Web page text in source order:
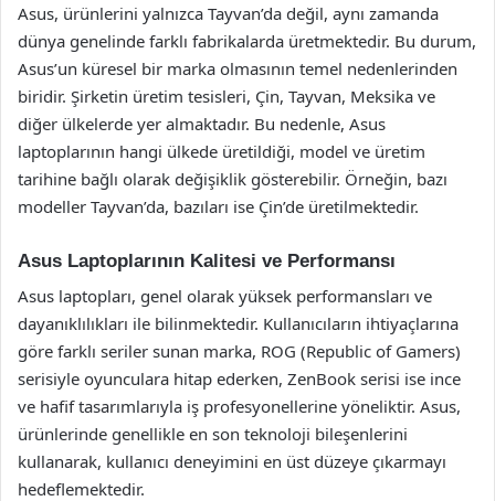
Asus, ürünlerini yalnızca Tayvan’da değil, aynı zamanda
dünya genelinde farklı fabrikalarda üretmektedir. Bu durum,
Asus’un küresel bir marka olmasının temel nedenlerinden
biridir. Şirketin üretim tesisleri, Çin, Tayvan, Meksika ve
diğer ülkelerde yer almaktadır. Bu nedenle, Asus
laptoplarının hangi ülkede üretildiği, model ve üretim
tarihine bağlı olarak değişiklik gösterebilir. Örneğin, bazı
modeller Tayvan’da, bazıları ise Çin’de üretilmektedir.
Asus Laptoplarının Kalitesi ve Performansı
Asus laptopları, genel olarak yüksek performansları ve
dayanıklılıkları ile bilinmektedir. Kullanıcıların ihtiyaçlarına
göre farklı seriler sunan marka, ROG (Republic of Gamers)
serisiyle oyunculara hitap ederken, ZenBook serisi ise ince
ve hafif tasarımlarıyla iş profesyonellerine yöneliktir. Asus,
ürünlerinde genellikle en son teknoloji bileşenlerini
kullanarak, kullanıcı deneyimini en üst düzeye çıkarmayı
hedeflemektedir.